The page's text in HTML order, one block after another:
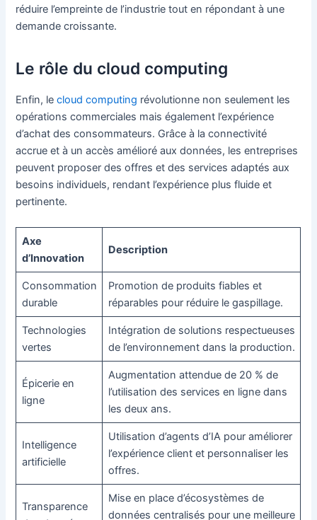
réduire l’empreinte de l’industrie tout en répondant à une
demande croissante.
Le rôle du cloud computing
Enfin, lecloud computing révolutionne non seulement les
opérations commerciales mais également l’expérience
d’achat des consommateurs. Grâce à la connectivité
accrue et à un accès amélioré aux données, les entreprises
peuvent proposer des offres et des services adaptés aux
besoins individuels, rendant l’expérience plus fluide et
pertinente.
Axe
d’Innovation
Description
Consommation
durable
Promotion de produits fiables et
réparables pour réduire le gaspillage.
Technologies
vertes
Intégration de solutions respectueuses
de l’environnement dans la production.
Épicerie en
ligne
Augmentation attendue de 20 % de
l’utilisation des services en ligne dans
les deux ans.
Intelligence
artificielle
Utilisation d’agents d’IA pour améliorer
l’expérience client et personnaliser les
offres.
Transparence
Mise en place d’écosystèmes de
données centralisés pour une meilleure